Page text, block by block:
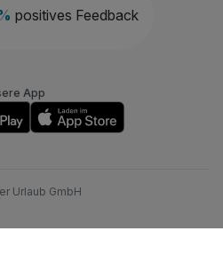
positives Feedback
App
Urlaub GmbH